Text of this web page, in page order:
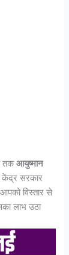
तकआयुष्मान
केंद्र सरकार
विस्तार से
लाभ उठा